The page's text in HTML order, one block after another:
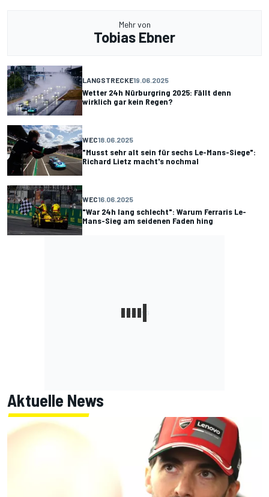
Mehr von
Tobias Ebner
LANGSTRECKE19.06.2025
Wetter 24h Nürburgring 2025: Fällt denn
wirklich gar kein Regen?
WEC18.06.2025
"Musst sehr alt sein für sechs Le-Mans-Siege":
Richard Lietz macht's nochmal
WEC16.06.2025
"War 24h lang schlecht": Warum Ferraris Le-
Mans-Sieg am seidenen Faden hing
Aktuelle News